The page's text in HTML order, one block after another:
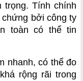
trọng. Tính chính
bởi công ty
toàn có thể tin
nhanh, có thể đo
rộng rãi trong